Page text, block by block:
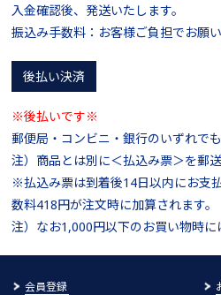
入金確認後、発送いたします。
振込み手数料：お客様ご負担でお願い
後払い決済
※後払いです※
郵便局・コンビニ・銀行のいずれで
注）商品とは別に＜払込み票＞を郵送
※払込み票は到着後14日以内にお支
数料418円が注文時に加算されます。
注）なお1,000円以下のお買い物時に
会員登録